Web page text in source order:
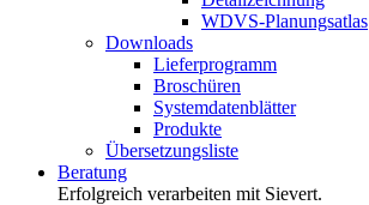
WDVS-Planungsatlas
Downloads
Lieferprogramm
Broschüren
Systemdatenblätter
Produkte
Übersetzungsliste
Beratung
Erfolgreich verarbeiten mit Sievert.